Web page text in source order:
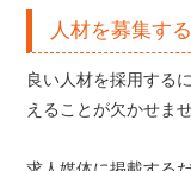
人材を募集する
良い人材を採用する
えることが欠かせませ